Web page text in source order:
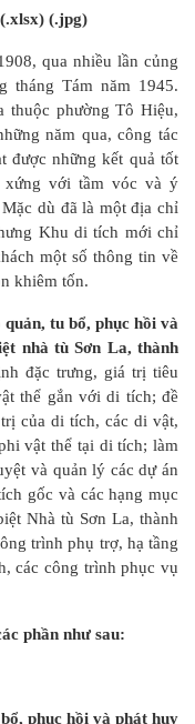
(.jpg)
qua nhiều lần củng
tháng Tám năm 1945.
thuộc phường Tô Hiệu,
năm qua, công tác
được những kết quả tốt
xứng với tầm vóc và ý
dù đã là một địa chỉ
Khu di tích mới chỉ
một số thông tin về
khiêm tốn.
quản, tu bổ, phục hồi và
nhà tù Sơn La, thành
đặc trưng, giá trị tiêu
thể gắn với di tích; đề
của di tích, các di vật,
vật thể tại di tích; làm
và quản lý các dự án
gốc và các hạng mục
Nhà tù Sơn La, thành
trình phụ trợ, hạ tầng
các công trình phục vụ
phần như sau:
phục hồi và phát huy